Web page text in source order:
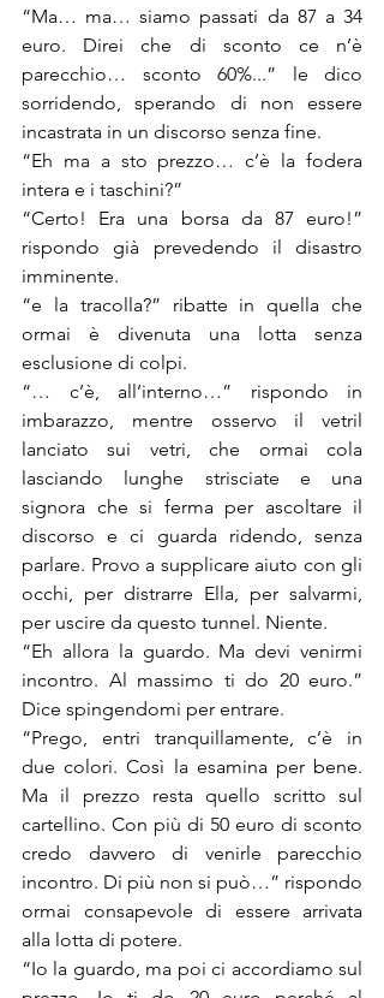
“Ma… ma… siamo passati da 87 a 34
euro. Direi che di sconto ce n’è
parecchio… sconto 60%...” le dico
sorridendo, sperando di non essere
incastrata in un discorso senza fine.
“Eh ma a sto prezzo… c’è la fodera
intera e i taschini?”
“Certo! Era una borsa da 87 euro!”
rispondo già prevedendo il disastro
imminente.
“e la tracolla?” ribatte in quella che
ormai è divenuta una lotta senza
esclusione di colpi.
“… c’è, all’interno…” rispondo in
imbarazzo, mentre osservo il vetril
lanciato sui vetri, che ormai cola
lasciando lunghe strisciate e una
signora che si ferma per ascoltare il
discorso e ci guarda ridendo, senza
parlare. Provo a supplicare aiuto con gli
occhi, per distrarre Ella, per salvarmi,
per uscire da questo tunnel. Niente.
“Eh allora la guardo. Ma devi venirmi
incontro. Al massimo ti do 20 euro.”
Dice spingendomi per entrare.
“Prego, entri tranquillamente, c’è in
due colori. Così la esamina per bene.
Ma il prezzo resta quello scritto sul
cartellino. Con più di 50 euro di sconto
credo davvero di venirle parecchio
incontro. Di più non si può…” rispondo
ormai consapevole di essere arrivata
alla lotta di potere.
“Io la guardo, ma poi ci accordiamo sul